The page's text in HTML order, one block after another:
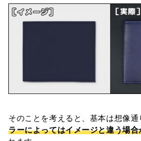
そのことを考えると、基本は想像
ラーによってはイメージと違う場合